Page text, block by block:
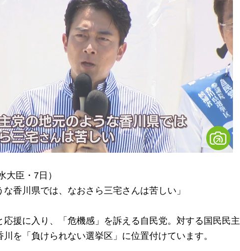
大臣・7日）
な香川県では、なおさら三宅さんは苦しい」
援に入り、「危機感」を訴える自民党。対する国民民主
を「負けられない選挙区」に位置付けています。